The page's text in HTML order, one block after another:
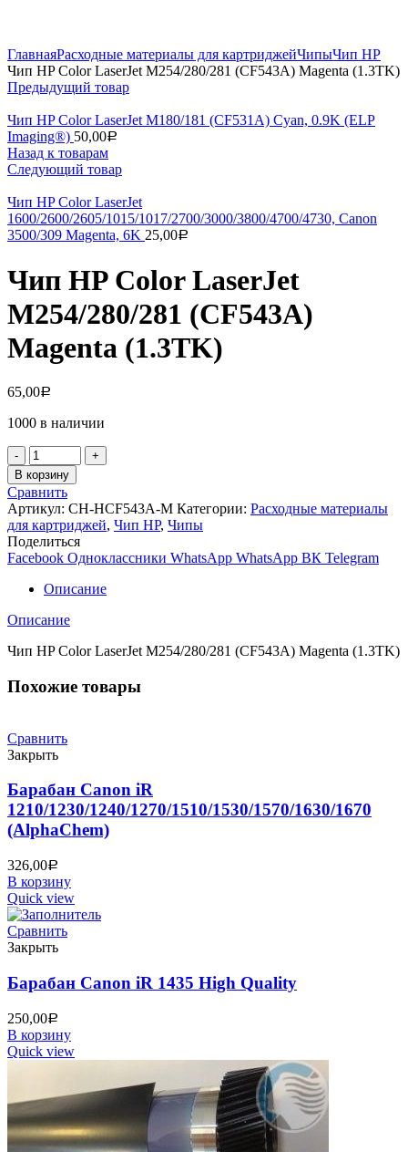
ГлавнаяРасходные материалы для картриджейЧипыЧип НР
Чип HP Color LaserJet M254/280/281 (CF543A) Magenta (1.3TK)
Предыдущий товар
Чип HP Color LaserJet M180/181 (CF531A) Cyan, 0.9K (ELP
Imaging®) 50,00Р
Назад к товарам
Следующий товар
Чип HP Color LaserJet
1600/2600/2605/1015/1017/2700/3000/3800/4700/4730, Canon
3500/309 Magenta, 6K 25,00Р
Чип HP Color LaserJet
M254/280/281 (CF543A)
Magenta (1.3TK)
65,00Р
1000 в наличии
Количество
товара
Чип
HP
Color
LaserJet
M254/280/281
(CF543A)
Magenta
(1.3TK)
В корзину
Сравнить
Артикул: CH-HCF543A-M Категории: Расходные материалы
для картриджей, Чип НР, Чипы
Поделиться
Facebook Одноклассники WhatsApp WhatsApp ВК Telegram
Описание
Описание
Чип HP Color LaserJet M254/280/281 (CF543A) Magenta (1.3TK)
Похожие товары
Сравнить
Закрыть
Барабан Canon iR
1210/1230/1240/1270/1510/1530/1570/1630/1670
(AlphaChem)
326,00Р
В корзину
Quick view
Сравнить
Закрыть
Барабан Canon iR 1435 High Quality
250,00Р
В корзину
Quick view